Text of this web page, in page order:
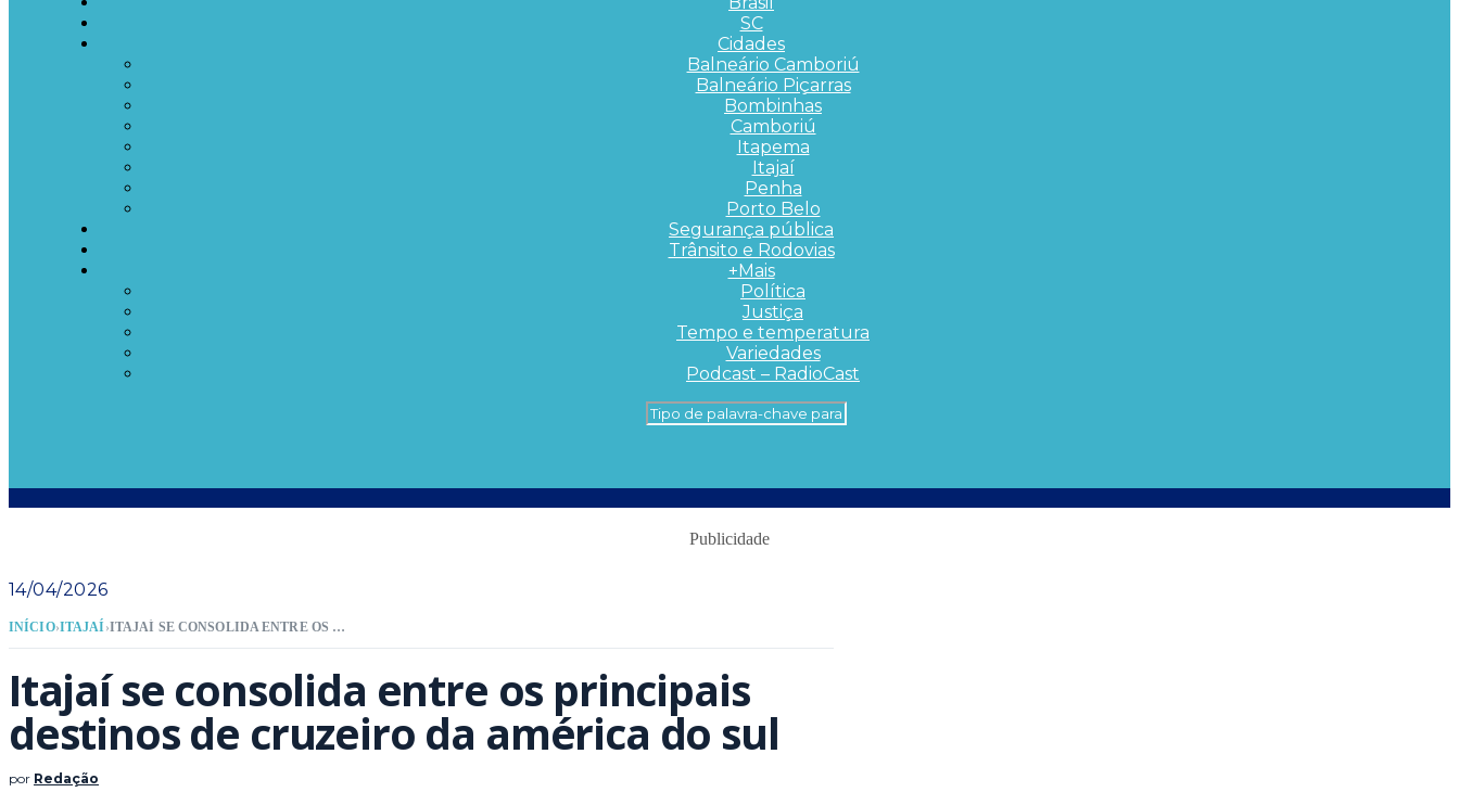
SC
Cidades
Balneário Camboriú
Balneário Piçarras
Bombinhas
Camboriú
Itapema
Itajaí
Penha
Porto Belo
Segurança pública
Trânsito e Rodovias
+Mais
Política
Justiça
Tempo e temperatura
Variedades
Podcast – RadioCast
Publicidade
14/04/2026
INÍCIO›ITAJAÍ › ITAJAÍ SE CONSOLIDA ENTRE OS PRINCIPAIS DESTINOS DE CRUZEIRO DA AMÉRICA DO SUL
Itajaí se consolida entre os principais
destinos de cruzeiro da américa do sul
por Redação